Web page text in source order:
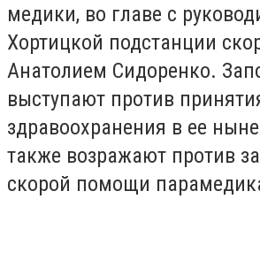
медики, во главе с
Хортицкой подстанции
Анатолием Сидоренко.
выступают против
здравоохранения в ее
также возражают против
скорой помощи